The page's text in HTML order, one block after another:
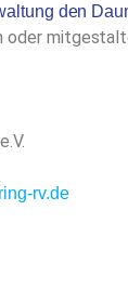
den
rv.de